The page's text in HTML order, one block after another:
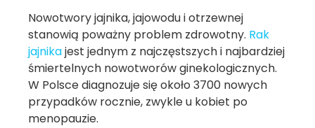
Nowotwory jajnika, jajowodu i otrzewnej
stanowią poważny problem zdrowotny. Rak
jajnikajest jednym z najczęstszych i najbardziej
śmiertelnych nowotworów ginekologicznych.
W Polsce diagnozuje się około 3700 nowych
przypadków rocznie, zwykle u kobiet po
menopauzie.